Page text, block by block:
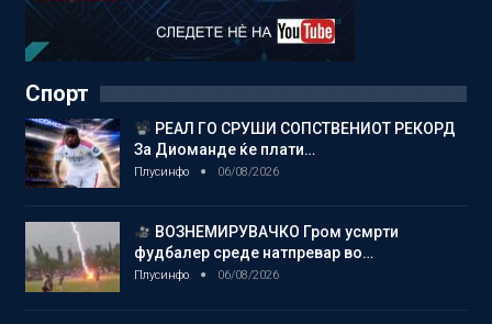
Спорт
РЕАЛ ГО СРУШИ СОПСТВЕНИОТ РЕКОРД
За Диоманде ќе плати…
Плусинфо 06/08/2026
ВОЗНЕМИРУВАЧКО Гром усмрти
фудбалер среде натпревар во…
Плусинфо 06/08/2026